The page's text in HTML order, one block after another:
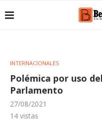
INTERNACIONALES
Polémica por uso
Parlamento
27/08/2021
14 vistas